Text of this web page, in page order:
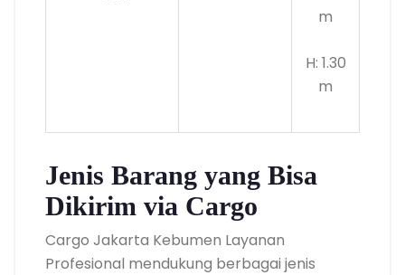
m
H: 1.30
m
Jenis Barang yang Bisa
Dikirim via Cargo
Cargo Jakarta Kebumen Layanan
Profesional mendukung berbagai jenis